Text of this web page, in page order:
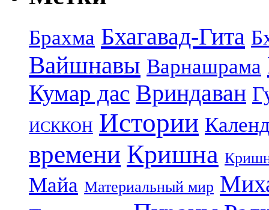
Брахма Бхагавад-Гита
Вайшнавы Варнашрама
Кумар дас Вриндаван
ИСККОН Истории
времени Кришна
Майа Материальный мир